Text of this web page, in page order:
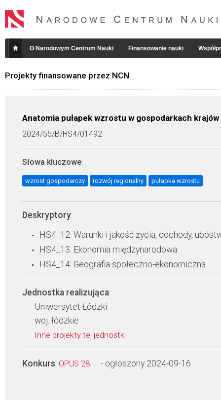
O Narodowym Centrum Nauki Finansowanie nauki
Projekty finansowane przez NCN
Anatomia pułapek wzrostu w gospodarkach
2024/55/B/HS4/01492
Słowa kluczowe:
wzrost gospodarczy rozwój regionalny pułapka wzrostu
Deskryptory:
HS4_12: Warunki i jakość życia, dochody,
HS4_13: Ekonomia międzynarodowa
HS4_14: Geografia społeczno-ekonomiczna
Jednostka realizująca:
Uniwersytet Łódzki
woj. łódzkie
Inne projekty tej jednostki
Konkurs: OPUS 28 - ogłoszony 2024-09-16